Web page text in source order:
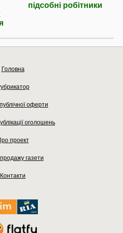
підсобні робітники
Головна
оферти
оголошень
проект
газети
Контакти